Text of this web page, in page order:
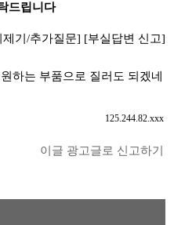
드립니다
제기/추가질문] [부실답변 신고]
하는 부품으로 질러도 되겠네
125.244.82.xxx
이글 광고글로 신고하기